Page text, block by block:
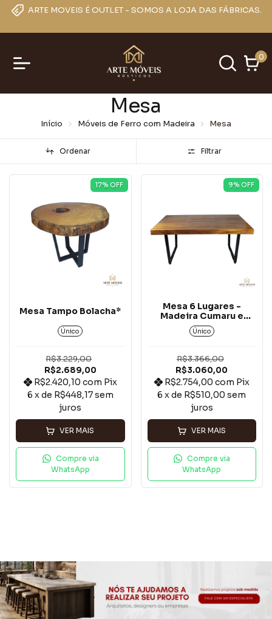
ARTE MOVEIS É OUTLET - SOMOS A LOJA DAS FÁBRICAS.
0
Mesa
Início Móveis de Ferro com Madeira Mesa
Ordenar Filtrar
17% OFF
Mesa Tampo Bolacha*
Único
R$3.229,00
R$2.689,00
R$2.420,10 com Pix
6 x de R$448,17sem
juros
VER MAIS
Compre via
WhatsApp
9% OFF
Mesa 6 Lugares -
Madeira Cumaru e
Ferro
Único
R$3.366,00
R$3.060,00
R$2.754,00 com Pix
6 x de R$510,00 sem
juros
VER MAIS
Compre via
WhatsApp